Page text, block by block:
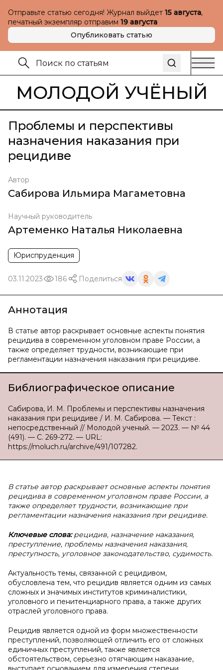
Отправьте статью сегодня! Журнал выйдет 15 августа,
печатный экземпляр отправим 19 августа
Опубликовать статью
МОЛОДОЙ УЧЁНЫЙ
Проблемы и перспективы
назначения наказания при
рецидиве
Автор
Сабирова Ильмира Магаметовна
Научный руководитель
Артеменко Наталья Николаевна
Юриспруденция
03.11.2023 186 Поделиться
Аннотация
В статье автор раскрывает основные аспекты понятия
рецидива в современном уголовном праве России, а
также определяет трудности, возникающие при
регламентации назначения наказания при рецидиве.
Библиографическое описание
Сабирова, И. М. Проблемы и перспективы назначения
наказания при рецидиве / И. М. Сабирова. — Текст :
непосредственный // Молодой ученый. — 2023. — № 44
(491). — С. 269-272. — URL:
https://moluch.ru/archive/491/107282.
В статье автор раскрывает основные аспекты понятия
рецидива в современном уголовном праве России, а
также определяет трудности, возникающие при
регламентации назначения наказания при рецидиве.
Ключевые слова:рецидив, назначение наказания,
преступление, проблемы назначения наказания,
преступность, уголовное законодательство, судимость.
Актуальность темы, связанной с рецидивом,
обусловлена тем, что рецидив является одним из самых
сложных и значимых институтов криминалистики,
уголовного и пенитенциарного права, а также других
отраслей уголовного права.
Рецидив является одной из форм множественности
преступлений, позволяющей отличить его от сложных
единичных преступлений, также является
обстоятельством, серьезно отягчающим наказание,